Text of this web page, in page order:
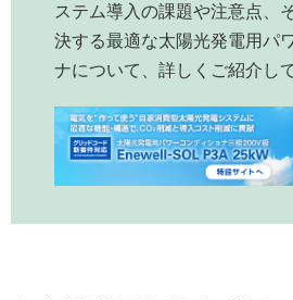
ステム導入の課題や注意点、
決する最適な太陽光発電用パ
ナについて、詳しくご紹介し